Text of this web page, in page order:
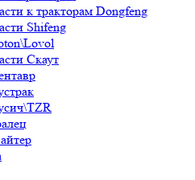
к тракторам Dongfeng
Shifeng
Скаут